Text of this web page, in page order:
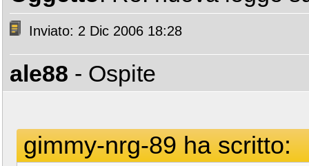
Inviato: 2 Dic 2006 18:28
ale88 - Ospite
gimmy-nrg-89 ha scritto: